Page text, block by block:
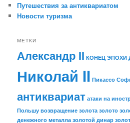
Путешествия за антиквариатом
Новости туризма
МЕТКИ
Александр II КОНЕЦ ЭПОХИ
Николай II Пикассо
антиквариат атаки на
Польшу возвращение золота золото
денежного металла золотой динар